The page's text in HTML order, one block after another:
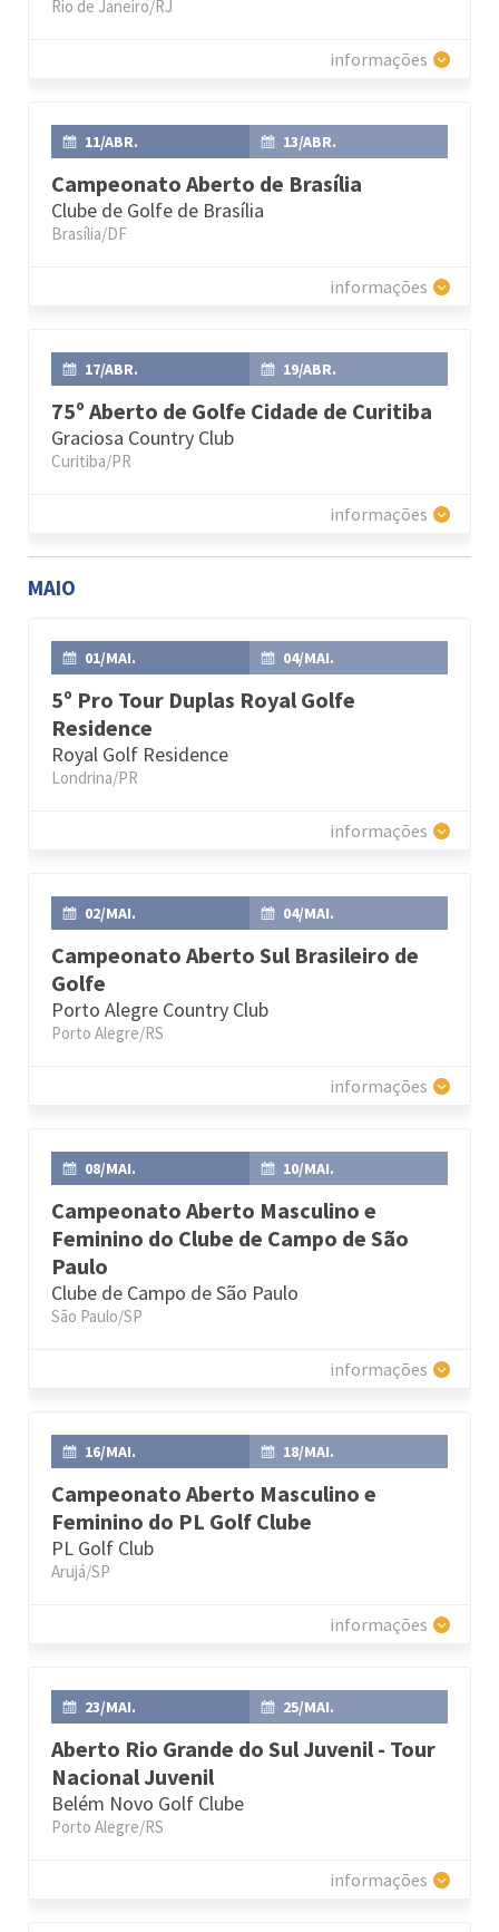
Rio de Janeiro/RJ
informações
11/ABR. 13/ABR.
Campeonato Aberto de Brasília
Clube de Golfe de Brasília
Brasília/DF
informações
17/ABR. 19/ABR.
75º Aberto de Golfe Cidade de Curitiba
Graciosa Country Club
Curitiba/PR
informações
MAIO
01/MAI. 04/MAI.
5º Pro Tour Duplas Royal Golfe
Residence
Royal Golf Residence
Londrina/PR
informações
02/MAI. 04/MAI.
Campeonato Aberto Sul Brasileiro de
Golfe
Porto Alegre Country Club
Porto Alegre/RS
informações
08/MAI. 10/MAI.
Campeonato Aberto Masculino e
Feminino do Clube de Campo de São
Paulo
Clube de Campo de São Paulo
São Paulo/SP
informações
16/MAI. 18/MAI.
Campeonato Aberto Masculino e
Feminino do PL Golf Clube
PL Golf Club
Arujá/SP
informações
23/MAI. 25/MAI.
Aberto Rio Grande do Sul Juvenil - Tour
Nacional Juvenil
Belém Novo Golf Clube
Porto Alegre/RS
informações